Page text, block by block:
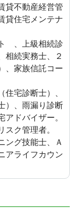
貸不動産経営管
貸住宅メンテナ
、上級相続診
相続実務士、２
、家族信託コー
住宅診断士）、
）、雨漏り診断
アドバイザー。
ク管理者。
ング技能士、Ａ
アライフカウン